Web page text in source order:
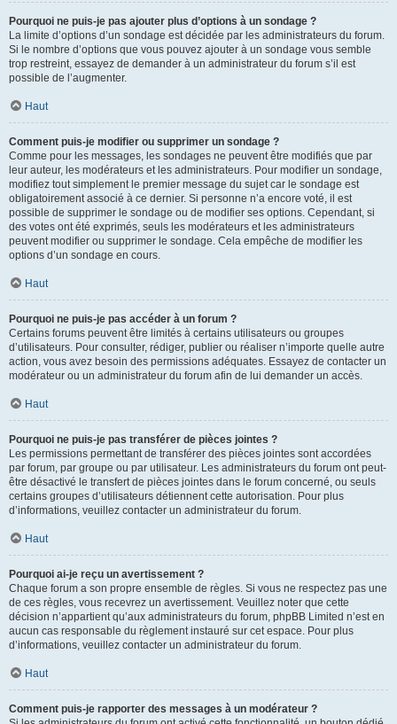
Pourquoi ne puis-je pas ajouter plus d’options à un sondage ?
La limite d’options d’un sondage est décidée par les administrateurs du forum.
Si le nombre d’options que vous pouvez ajouter à un sondage vous semble
trop restreint, essayez de demander à un administrateur du forum s’il est
possible de l’augmenter.
Haut
Comment puis-je modifier ou supprimer un sondage ?
Comme pour les messages, les sondages ne peuvent être modifiés que par
leur auteur, les modérateurs et les administrateurs. Pour modifier un sondage,
modifiez tout simplement le premier message du sujet car le sondage est
obligatoirement associé à ce dernier. Si personne n’a encore voté, il est
possible de supprimer le sondage ou de modifier ses options. Cependant, si
des votes ont été exprimés, seuls les modérateurs et les administrateurs
peuvent modifier ou supprimer le sondage. Cela empêche de modifier les
options d’un sondage en cours.
Haut
Pourquoi ne puis-je pas accéder à un forum ?
Certains forums peuvent être limités à certains utilisateurs ou groupes
d’utilisateurs. Pour consulter, rédiger, publier ou réaliser n’importe quelle autre
action, vous avez besoin des permissions adéquates. Essayez de contacter un
modérateur ou un administrateur du forum afin de lui demander un accès.
Haut
Pourquoi ne puis-je pas transférer de pièces jointes ?
Les permissions permettant de transférer des pièces jointes sont accordées
par forum, par groupe ou par utilisateur. Les administrateurs du forum ont peut-
être désactivé le transfert de pièces jointes dans le forum concerné, ou seuls
certains groupes d’utilisateurs détiennent cette autorisation. Pour plus
d’informations, veuillez contacter un administrateur du forum.
Haut
Pourquoi ai-je reçu un avertissement ?
Chaque forum a son propre ensemble de règles. Si vous ne respectez pas une
de ces règles, vous recevrez un avertissement. Veuillez noter que cette
décision n’appartient qu’aux administrateurs du forum, phpBB Limited n’est en
aucun cas responsable du règlement instauré sur cet espace. Pour plus
d’informations, veuillez contacter un administrateur du forum.
Haut
Comment puis-je rapporter des messages à un modérateur ?